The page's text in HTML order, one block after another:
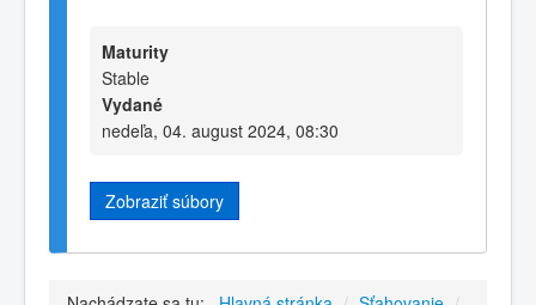
Maturity
Stable
Vydané
nedeľa, 04. august 2024, 08:30
Zobraziť súbory